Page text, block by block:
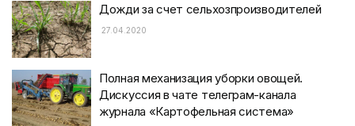
Дожди за счет сельхозпроизводителей
27.04.2020
Полная механизация уборки овощей.
Дискуссия в чате телеграм-канала
журнала «Картофельная система»